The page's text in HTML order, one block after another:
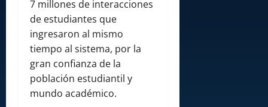
7 millones de interacciones
de estudiantes que
ingresaron al mismo
tiempo al sistema, por la
gran confianza de la
población estudiantil y
mundo académico.